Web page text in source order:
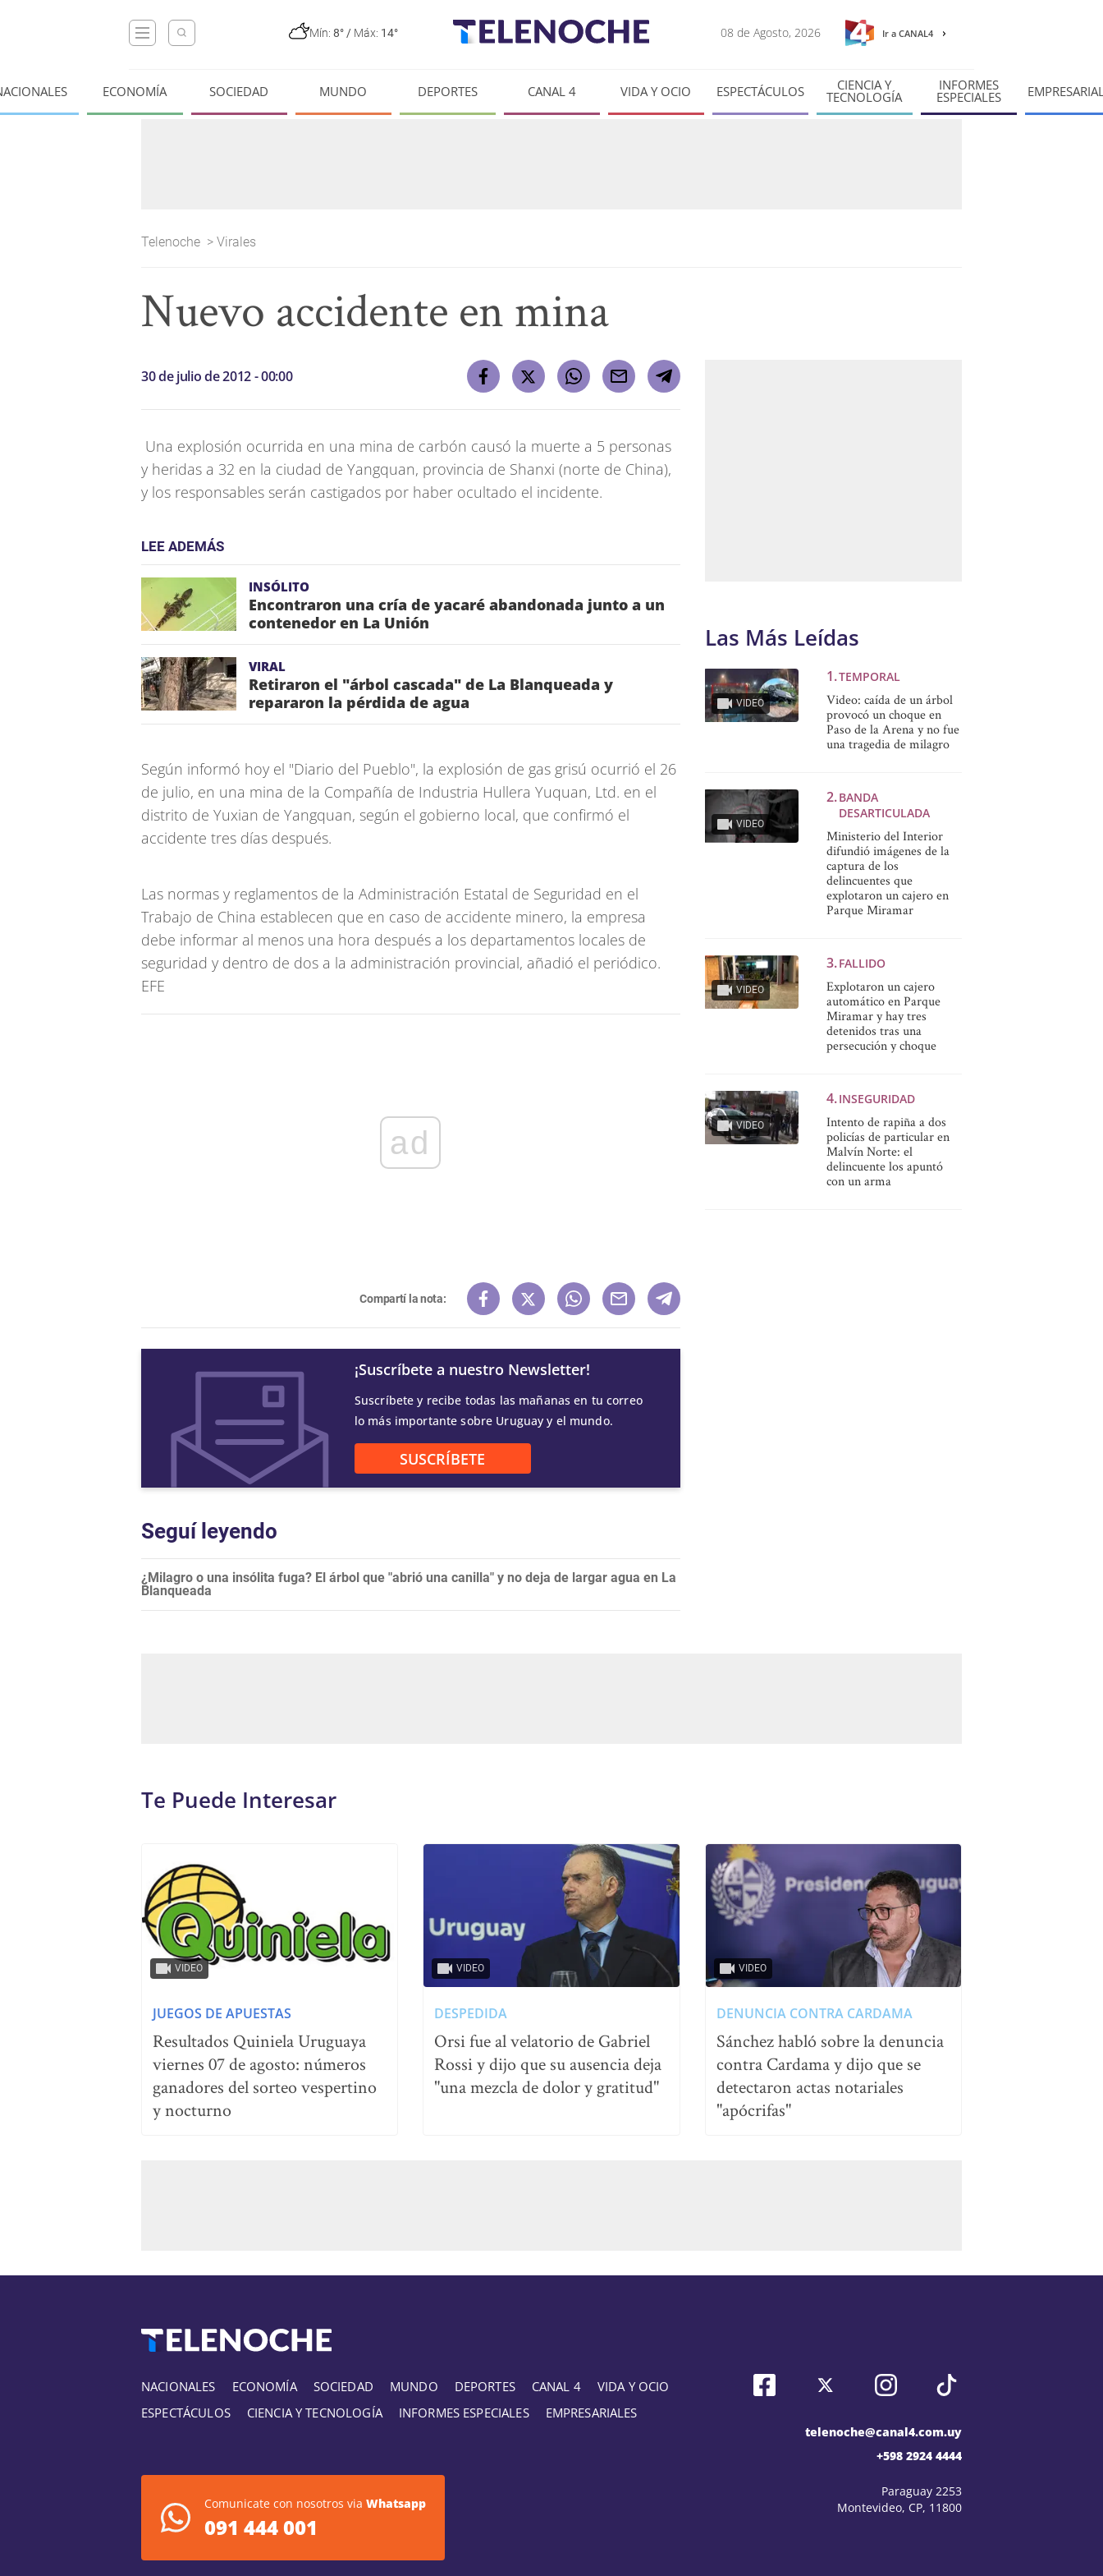
Mín: 8° / Máx: 14° 08 de Agosto, 2026 Ir a CANAL4
ECONOMÍA SOCIEDAD MUNDO DEPORTES CANAL 4 VIDA Y OCIO ESPECTÁCULOS CIENCIA Y
TECNOLOGÍA
INFORMES
ESPECIALES
Telenoche > Virales
Nuevo accidente en mina
30 de julio de 2012 - 00:00
Una explosión ocurrida en una mina de carbón causó la muerte a 5 personas
y heridas a 32 en la ciudad de Yangquan, provincia de Shanxi (norte de China),
y los responsables serán castigados por haber ocultado el incidente.
LEE ADEMÁS
INSÓLITO
Encontraron una cría de yacaré abandonada junto a un
contenedor en La Unión
VIRAL
Retiraron el "árbol cascada" de La Blanqueada y
repararon la pérdida de agua
Según informó hoy el "Diario del Pueblo", la explosión de gas grisú ocurrió el 26
de julio, en una mina de la Compañía de Industria Hullera Yuquan, Ltd. en el
distrito de Yuxian de Yangquan, según el gobierno local, que confirmó el
accidente tres días después.
Las normas y reglamentos de la Administración Estatal de Seguridad en el
Trabajo de China establecen que en caso de accidente minero, la empresa
debe informar al menos una hora después a los departamentos locales de
seguridad y dentro de dos a la administración provincial, añadió el periódico.
EFE
ad
Compartí la nota:
¡Suscríbete a nuestro Newsletter!
Suscríbete y recibe todas las mañanas en tu correo
lo más importante sobre Uruguay y el mundo.
SUSCRÍBETE
Seguí leyendo
¿Milagro o una insólita fuga? El árbol que "abrió una canilla" y no deja de largar agua en La
Blanqueada
Las Más Leídas
VIDEO
TEMPORAL
Video: caída de un árbol
provocó un choque en
Paso de la Arena y no fue
una tragedia de milagro
VIDEO
BANDA
DESARTICULADA
Ministerio del Interior
difundió imágenes de la
captura de los
delincuentes que
explotaron un cajero en
Parque Miramar
VIDEO
FALLIDO
Explotaron un cajero
automático en Parque
Miramar y hay tres
detenidos tras una
persecución y choque
VIDEO
INSEGURIDAD
Intento de rapiña a dos
policías de particular en
Malvín Norte: el
delincuente los apuntó
con un arma
Te Puede Interesar
VIDEO
JUEGOS DE APUESTAS
Resultados Quiniela Uruguaya
viernes 07 de agosto: números
ganadores del sorteo vespertino
y nocturno
VIDEO
DESPEDIDA
Orsi fue al velatorio de Gabriel
Rossi y dijo que su ausencia deja
"una mezcla de dolor y gratitud"
VIDEO
DENUNCIA CONTRA CARDAMA
Sánchez habló sobre la denuncia
contra Cardama y dijo que se
detectaron actas notariales
"apócrifas"
NACIONALES ECONOMÍA SOCIEDAD MUNDO DEPORTES CANAL 4
VIDA Y OCIO
ESPECTÁCULOS
CIENCIA Y TECNOLOGÍA INFORMES ESPECIALES EMPRESARIALES
Comunicate con nosotros via Whatsapp
091 444 001
telenoche@canal4.com.uy
+598 2924 4444
Paraguay 2253
Montevideo, CP, 11800